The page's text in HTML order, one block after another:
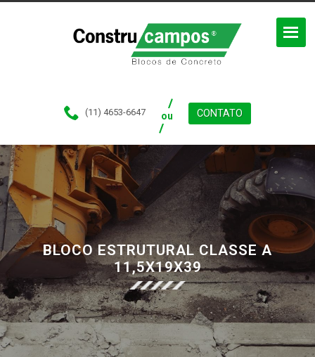
(11) 4653-6647 ou CONTATO
BLOCO ESTRUTURAL CLASSE A
11,5X19X39